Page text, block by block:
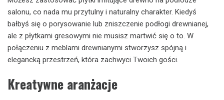
salonu, co nada mu przytulny i naturalny charakter. Kiedyś
bałbyś się o porysowanie lub zniszczenie podłogi drewnianej,
ale z płytkami gresowymi nie musisz martwić się o to. W
połączeniu z meblami drewnianymi stworzysz spójną i
elegancką przestrzeń, która zachwyci Twoich gości.
Kreatywne aranżacje